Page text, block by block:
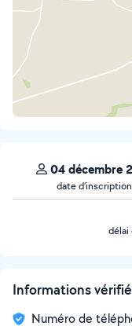
04 décembre
date d’inscription
délai
Informations
Numéro de